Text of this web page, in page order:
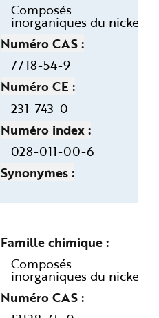
Composés
inorganiques du nickel
Numéro CAS
7718-54-9
Numéro CE
231-743-0
Numéro index
028-011-00-6
Synonymes
Famille chimique
Composés
inorganiques du nickel
Numéro CAS